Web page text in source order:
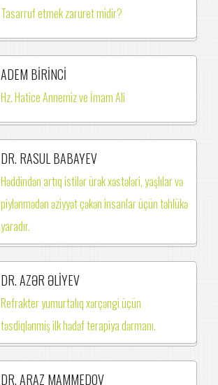
Tasarruf etmek zaruret midir?
ADEM BİRİNCİ
Hz. Hatice Annemiz ve İmam Ali
DR. RASUL BABAYEV
Həddindən artıq istilər ürək xəstələri, yaşlılar və
piylənmədən əziyyət çəkən insanlar üçün təhlükə
yaradır.
DR. AZƏR ƏLİYEV
Refrakter yumurtalıq xərçəngi üçün
təsdiqlənmiş ilk hədəf terapiya dərmanı.
DR. ARAZ MAMMEDOV